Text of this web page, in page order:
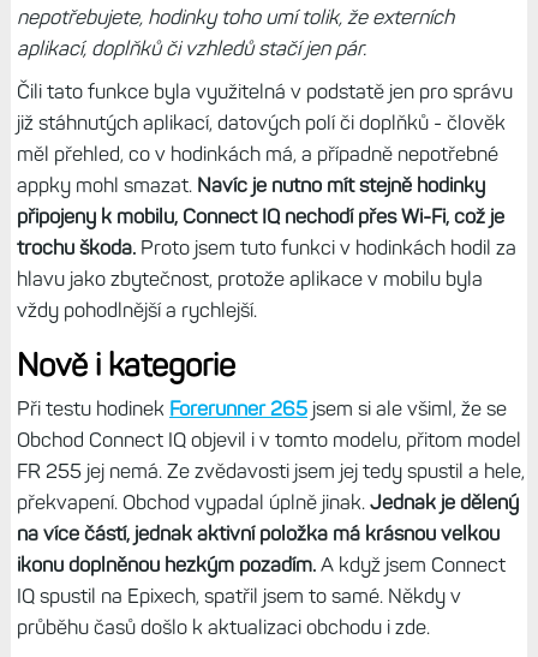
nepotřebujete, hodinky toho umí tolik, že externích
aplikací, doplňků či vzhledů stačí jen pár.
Čili tato funkce byla využitelná v podstatě jen pro správu
již stáhnutých aplikací, datových polí či doplňků - člověk
měl přehled, co v hodinkách má, a případně nepotřebné
appky mohl smazat. Navíc je nutno mít stejně hodinky
připojeny k mobilu, Connect IQ nechodí přes Wi-Fi, což je
trochu škoda.Proto jsem tuto funkci v hodinkách hodil za
hlavu jako zbytečnost, protože aplikace v mobilu byla
vždy pohodlnější a rychlejší.
Nově i kategorie
Při testu hodinek Forerunner 265jsem si ale všiml, že se
Obchod Connect IQ objevil i v tomto modelu, přitom model
FR 255 jej nemá. Ze zvědavosti jsem jej tedy spustil a hele,
překvapení. Obchod vypadal úplně jinak. Jednak je dělený
na více částí, jednak aktivní položka má krásnou velkou
ikonu doplněnou hezkým pozadím.A když jsem Connect
IQ spustil na Epixech, spatřil jsem to samé. Někdy v
průběhu časů došlo k aktualizaci obchodu i zde.